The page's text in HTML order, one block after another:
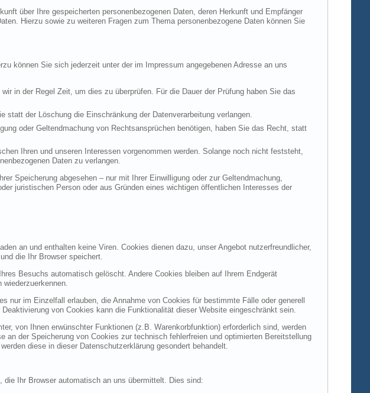
über Ihre gespeicherten personenbezogenen Daten, deren Herkunft und Empfänger
Hierzu sowie zu weiteren Fragen zum Thema personenbezogene Daten können Sie
können Sie sich jederzeit unter der im Impressum angegebenen Adresse an uns
in der Regel Zeit, um dies zu überprüfen. Für die Dauer der Prüfung haben Sie das
statt der Löschung die Einschränkung der Datenverarbeitung verlangen.
oder Geltendmachung von Rechtsansprüchen benötigen, haben Sie das Recht, statt
Ihren und unseren Interessen vorgenommen werden. Solange noch nicht feststeht,
Daten zu verlangen.
Speicherung abgesehen – nur mit Ihrer Einwilligung oder zur Geltendmachung,
juristischen Person oder aus Gründen eines wichtigen öffentlichen Interesses der
an und enthalten keine Viren. Cookies dienen dazu, unser Angebot nutzerfreundlicher,
die Ihr Browser speichert.
Besuchs automatisch gelöscht. Andere Cookies bleiben auf Ihrem Endgerät
im Einzelfall erlauben, die Annahme von Cookies für bestimmte Fälle oder generell
von Cookies kann die Funktionalität dieser Website eingeschränkt sein.
von Ihnen erwünschter Funktionen (z.B. Warenkorbfunktion) erforderlich sind, werden
der Speicherung von Cookies zur technisch fehlerfreien und optimierten Bereitstellung
diese in dieser Datenschutzerklärung gesondert behandelt.
die Ihr Browser automatisch an uns übermittelt. Dies sind: